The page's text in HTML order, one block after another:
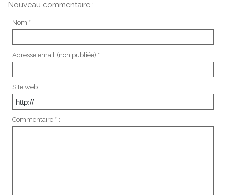
Nouveau commentaire :
Nom * :
Adresse email (non publiée) * :
Site web :
Commentaire * :